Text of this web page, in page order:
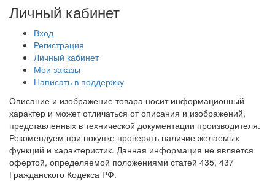
Личный кабинет
Вход
Регистрация
Личный кабинет
Мои заказы
Написать в поддержку
Описание и изображение товара носит информационный
характер и может отличаться от описания и изображений,
представленных в технической документации производителя.
Рекомендуем при покупке проверять наличие желаемых
функций и характеристик. Данная информация не является
офертой, определяемой положениями статей 435, 437
Гражданского Кодекса РФ.